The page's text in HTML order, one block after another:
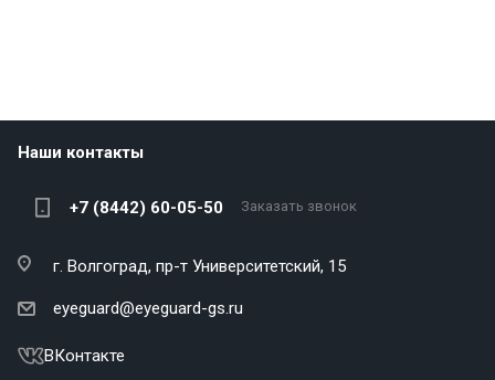
Наши контакты
+7 (8442) 60-05-50 Заказать звонок
г. Волгоград, пр-т Университетский, 15
eyeguard@eyeguard-gs.ru
ВКонтакте